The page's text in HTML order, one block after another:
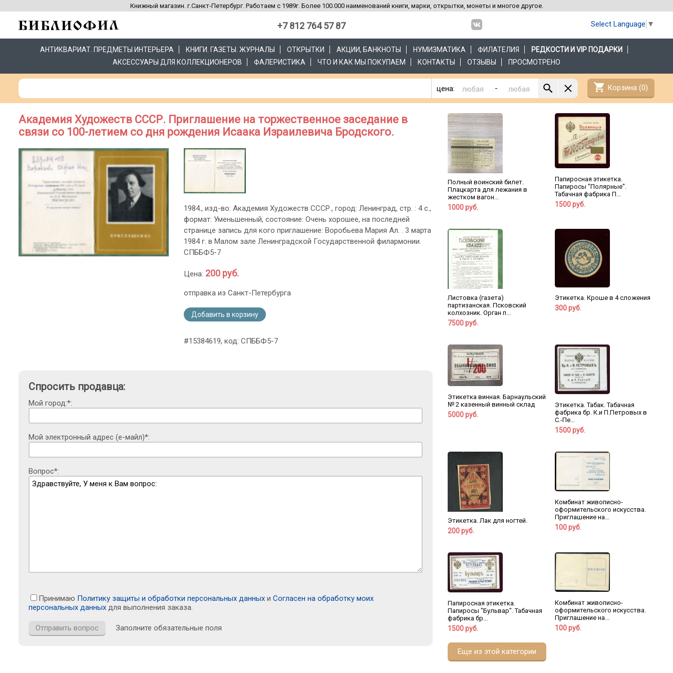
Книжный магазин. г.Санкт-Петербург. Работаем с 1989г. Более 100.000 наименований книги, марки, открытки, монеты и многое другое.
+7 812 764 57 87 Select Language ▼
АНТИКВАРИАТ. ПРЕДМЕТЫ ИНТЕРЬЕРА КНИГИ. ГАЗЕТЫ. ЖУРНАЛЫ ОТКРЫТКИ АКЦИИ, БАНКНОТЫ НУМИЗМАТИКА ФИЛАТЕЛИЯ
РЕДКОСТИ И VIP ПОДАРКИ
АКСЕССУАРЫ ДЛЯ КОЛЛЕКЦИОНЕРОВ
ФАЛЕРИСТИКА ЧТО И КАК МЫ ПОКУПАЕМ КОНТАКТЫ ОТЗЫВЫ ПРОСМОТРЕНО
цена: - shopping_cart Корзина (0)
Академия Художеств СССР. Приглашение на торжественное заседание в
связи со 100-летием со дня рождения Исаака Израилевича Бродского.
1984., изд-во: Академия Художеств СССР., город: Ленинград, стр. : 4 с.,
формат: Уменьшенный, состояние: Очень хорошее, на последней
странице запись для кого приглашение: Воробьева Мария Ал. . 3 марта
1984 г. в Малом зале Ленинградской Государственной филармонии.
СПББФ5-7
Цена: 200 руб.
отправка из Санкт-Петербурга
Добавить в корзину
#15384619, код: СПББФ5-7
Спросить продавца:
Мой город:*:
Мой электронный адрес (е-майл)*:
Вопрос*:
Принимаю Политику защиты и обработки персональных данных и Согласен на обработку моих
персональных данных для выполнения заказа.
Заполните обязательные поля
Полный воинский билет.
Плацкарта для лежания в
жестком вагон...
1000 руб.
Папиросная этикетка.
Папиросы "Полярные".
Табачная фабрика П...
1500 руб.
Листовка (газета)
партизанская. Псковский
колхозник. Орган п...
7500 руб.
Этикетка. Кроше в 4 сложения
300 руб.
Этикетка винная. Барнаульский
№ 2 казенный винный склад
5000 руб.
Этикетка. Табак. Табачная
фабрика бр. К.и П.Петровых в
С.-Пе...
1500 руб.
Этикетка. Лак для ногтей.
200 руб.
Комбинат живописно-
оформительского искусства.
Приглашение на...
100 руб.
Папиросная этикетка.
Папиросы "Бульвар". Табачная
фабрика бр...
1500 руб.
Комбинат живописно-
оформительского искусства.
Приглашение на...
100 руб.
Еще из этой категории